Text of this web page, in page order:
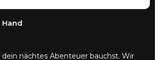
Hand
dein nächtes Abenteuer bauchst. Wir